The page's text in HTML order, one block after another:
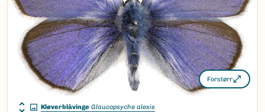
Forstørr
Kløverblåvinge Glaucopsyche alexis